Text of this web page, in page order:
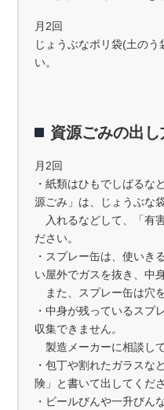
月2回
じょうぶなポリ袋(土の
い。
資源ごみの出し
月2回
・紙類はひもでしばるな
源ごみ」は、じょうぶな
入れるなどして、「有
ださい。
・スプレー缶は、使いき
い屋外でガスを抜き、中
また、スプレー缶は穴
・中身が残っているスプ
収集できません。
製造メーカーに相談して
・包丁や割れたガラスな
険」と書いて出してくださ
・ビールびんや一升びん